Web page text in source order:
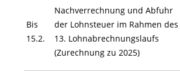
Bis
15.2.
Nachverrechnung und Abfuhr
der Lohnsteuer im Rahmen des
13. Lohnabrechnungslaufs
(Zurechnung zu 2025)